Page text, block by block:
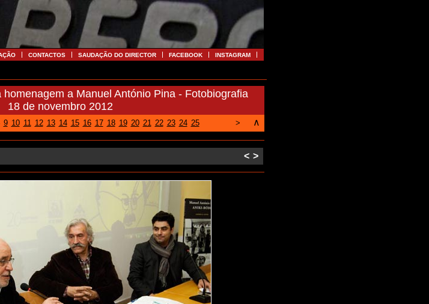
CONTACTOS SAUDAÇÃO DO DIRECTOR FACEBOOK INSTAGRAM
a Manuel António Pina - Fotobiografia
18 de novembro 2012
9 10 11 12 13 14 15 16 17 18 19 20 21 22 23 24 25 > ∧
< >